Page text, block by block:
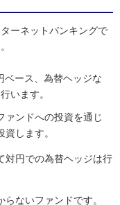
ーネットバンキングで
ベース、為替ヘッジな
います。
ァンドへの投資を通じ
します。
対円での為替ヘッジは行
ないファンドです。